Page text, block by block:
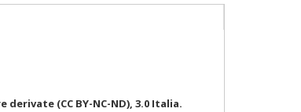
(CC BY-NC-ND), 3.0 Italia.